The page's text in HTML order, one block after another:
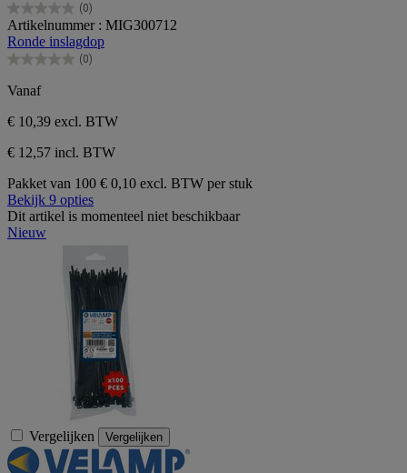
(0)
0.0
van
de
5
Artikelnummer : MIG300712
Ronde inslagdop
(0)
0.0
van
de
5
sterren.
Vanaf
€ 10,39 excl. BTW
€ 12,57 incl. BTW
Pakket van 100 € 0,10 excl. BTW per stuk
Bekijk 9 opties
Dit artikel is momenteel niet beschikbaar
Nieuw
Vergelijken Vergelijken